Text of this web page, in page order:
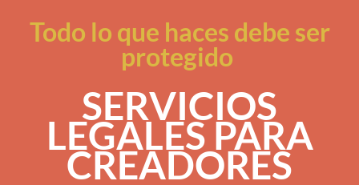
Todo lo que haces debe ser
protegido
SERVICIOS
LEGALES PARA
CREADORES